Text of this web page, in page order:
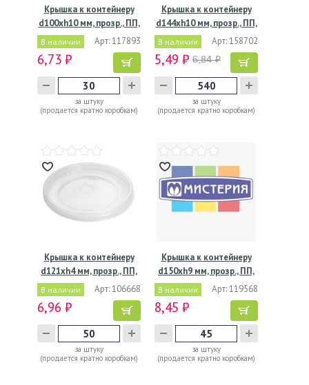
Крышка к контейнеру
d100хh10 мм, прозр., ПП,
В наличии Арт: 117893
6,73 ₽
за штуку
(продается кратно коробкам)
Крышка к контейнеру
d144хh10 мм, прозр., ПП,
В наличии Арт: 158702
5,49 ₽ 6,84 ₽
за штуку
(продается кратно коробкам)
Крышка к контейнеру
d121хh4 мм, прозр., ПП,
В наличии Арт: 106668
6,96 ₽
за штуку
(продается кратно коробкам)
Крышка к контейнеру
d150хh9 мм, прозр., ПП,
В наличии Арт: 119568
8,45 ₽
за штуку
(продается кратно коробкам)